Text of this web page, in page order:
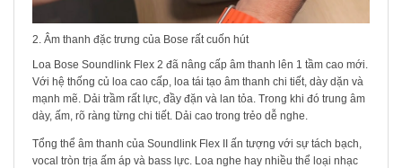
2. Âm thanh đặc trưng của Bose rất cuốn hút
Loa Bose Soundlink Flex 2 đã nâng cấp âm thanh lên 1 tầm cao mới.
Với hệ thống củ loa cao cấp, loa tái tạo âm thanh chi tiết, dày dặn và
mạnh mẽ. Dải trầm rất lực, đầy đặn và lan tỏa. Trong khi đó trung âm
dày, ấm, rõ ràng từng chi tiết. Dải cao trong trẻo dễ nghe.
Tổng thể âm thanh của Soundlink Flex II ấn tượng với sự tách bạch,
vocal tròn trịa ấm áp và bass lực. Loa nghe hay nhiều thể loại nhạc